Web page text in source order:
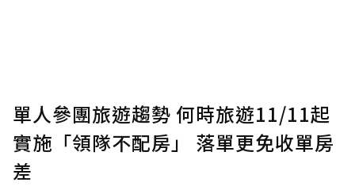
確認送出
單人參團旅遊趨勢 何時旅遊11/11起
實施「領隊不配房」 落單更免收單房
差